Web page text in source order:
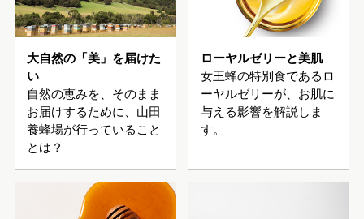
大自然の「美」を届けた
い
自然の恵みを、そのまま
お届けするために、山田
養蜂場が行っていること
とは？
ローヤルゼリーと美肌
女王蜂の特別食であるロ
ーヤルゼリーが、お肌に
与える影響を解説しま
す。